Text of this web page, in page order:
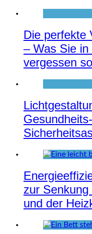
Die perfekte
– Was Sie
vergessen
zur
und der